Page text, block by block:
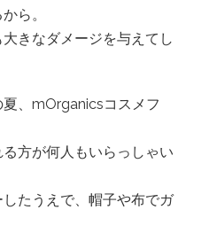
ら。
きなダメージを与えてし
、mOrganicsコスメフ
方が何人もいらっしゃい
たうえで、帽子や布でガ